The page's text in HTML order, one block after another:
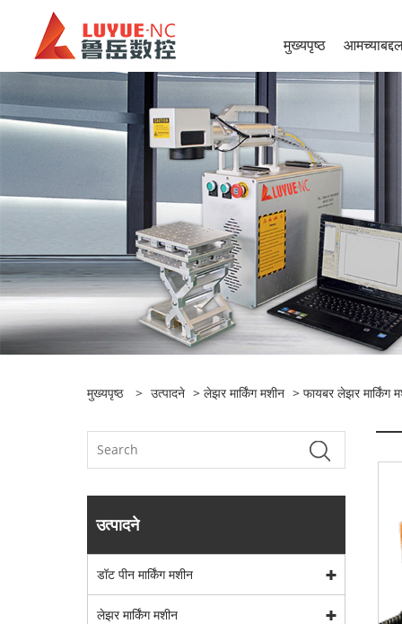
मुख्यपृष्ठ
मुख्यपृष्ठ > उत्पादने > लेझर मार्किंग मशीन > फायबर लेझर मार्किंग
उत्पादने
डॉट पीन मार्किंग मशीन
लेझर मार्किंग मशीन